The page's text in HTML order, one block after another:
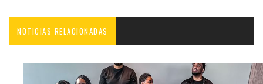
NOTICIAS RELACIONADAS